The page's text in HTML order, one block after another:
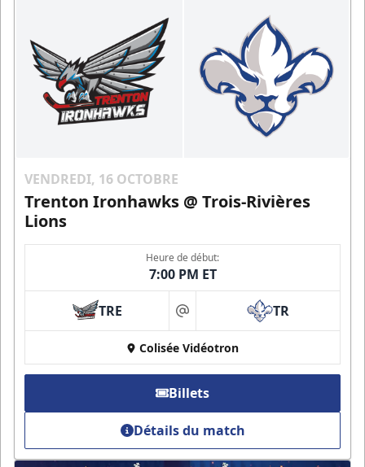
VENDREDI, 16 OCTOBRE
Trenton Ironhawks @ Trois-Rivières
Lions
Heure de début:
7:00 PM ET
TRE at TR
Colisée Vidéotron
Billets
Détails du match